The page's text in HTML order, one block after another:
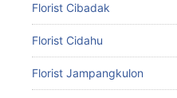
Florist Cibadak
Florist Cidahu
Florist Jampangkulon